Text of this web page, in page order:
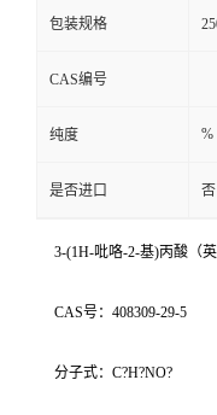
包装规格
CAS编号
纯度 %
是否进口 否
3-(1H-吡咯-2-基)丙酸（英
CAS号：408309-29-5
分子式：C?H?NO?